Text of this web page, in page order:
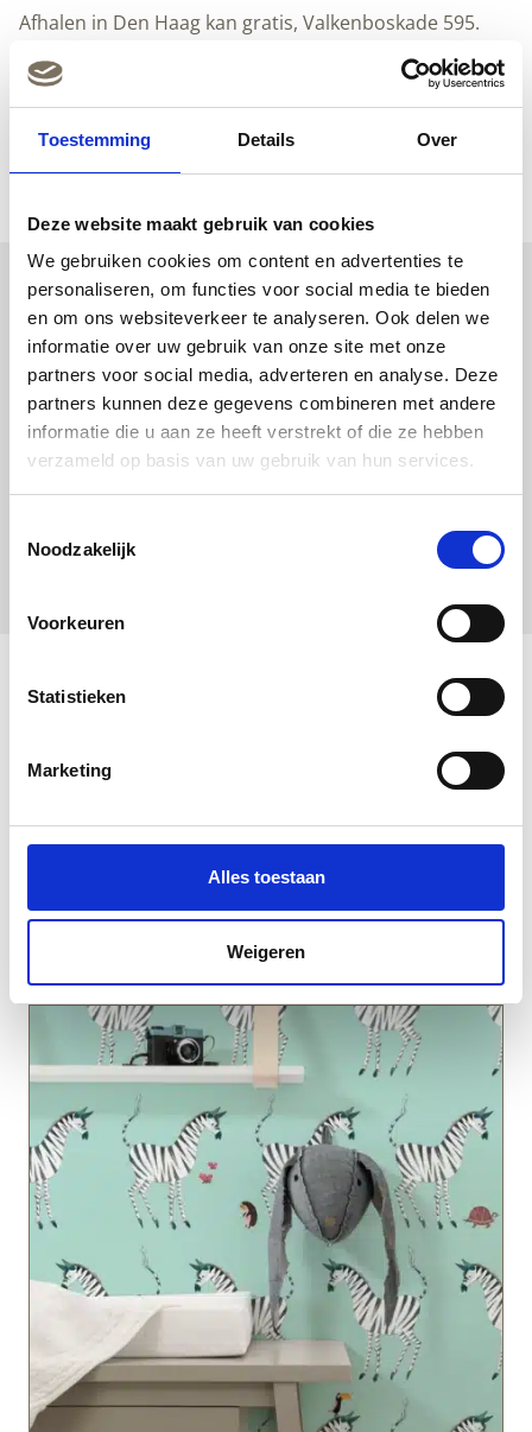
Toestemming Details Over
Deze website maakt gebruik van cookies
We gebruiken cookies om content en advertenties te
personaliseren, om functies voor social media te bieden
en om ons websiteverkeer te analyseren. Ook delen we
informatie over uw gebruik van onze site met onze
partners voor social media, adverteren en analyse. Deze
partners kunnen deze gegevens combineren met andere
informatie die u aan ze heeft verstrekt of die ze hebben
verzameld op basis van uw gebruik van hun services.
Noodzakelijk
Voorkeuren
Statistieken
Marketing
Alles toestaan
Weigeren
97.4
Kek
|
Peltenburg
Natuurverf
aantal
Afhalen in Den Haag kan gratis, Valkenboskade 595.
Betalen met iDEAL, Bancontact, Overboeking of Klarna.
Over dit product
Uitgelichte producten
Duurzaam Kinderbehang | Zebra | Wit | 97.4 x
280 cm | Kek Amsterdam | Peltenburg